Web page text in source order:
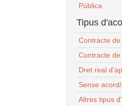
Pública
Tipus
Contracte de
Contracte
Dret real
Sense
Altres tipus